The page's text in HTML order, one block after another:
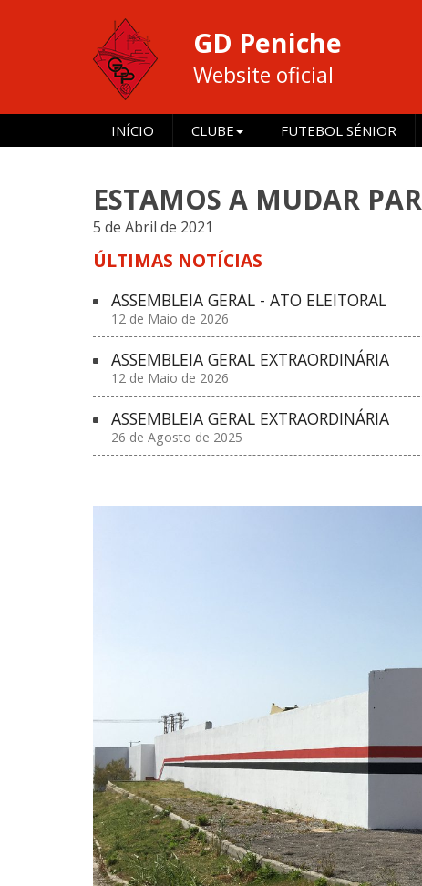
GD Peniche
Website oficial
INÍCIO CLUBE FUTEBOL SÉNIOR
ESTAMOS A MUDAR
5 de Abril de 2021
ÚLTIMAS NOTÍCIAS
ASSEMBLEIA GERAL - ATO ELEITORAL
12 de Maio de 2026
ASSEMBLEIA GERAL EXTRAORDINÁRIA
12 de Maio de 2026
ASSEMBLEIA GERAL EXTRAORDINÁRIA
26 de Agosto de 2025